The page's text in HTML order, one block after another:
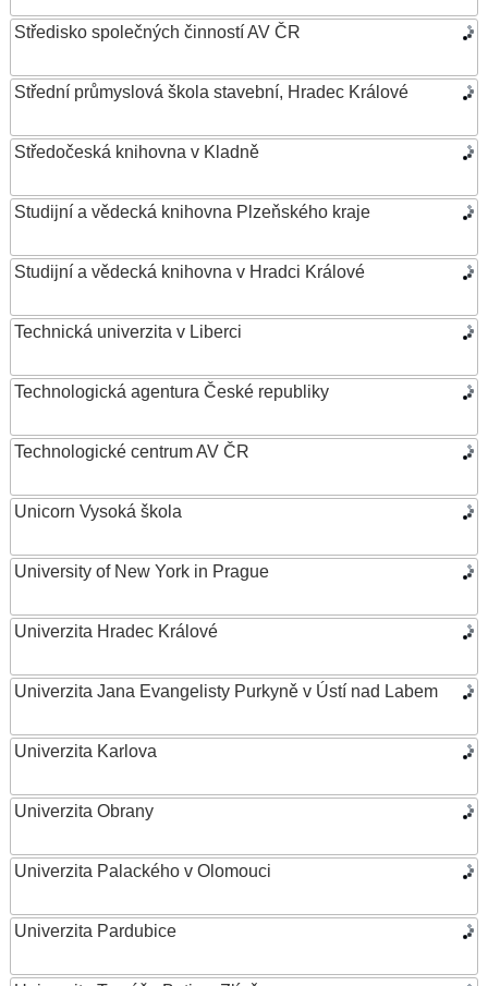
Středisko společných činností AV ČR
Střední průmyslová škola stavební, Hradec Králové
Středočeská knihovna v Kladně
Studijní a vědecká knihovna Plzeňského kraje
Studijní a vědecká knihovna v Hradci Králové
Technická univerzita v Liberci
Technologická agentura České republiky
Technologické centrum AV ČR
Unicorn Vysoká škola
University of New York in Prague
Univerzita Hradec Králové
Univerzita Jana Evangelisty Purkyně v Ústí nad Labem
Univerzita Karlova
Univerzita Obrany
Univerzita Palackého v Olomouci
Univerzita Pardubice